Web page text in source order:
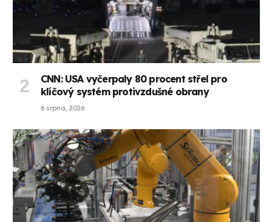
CNN: USA vyčerpaly 80 procent střel pro
klíčový systém protivzdušné obrany
6 srpna, 2026